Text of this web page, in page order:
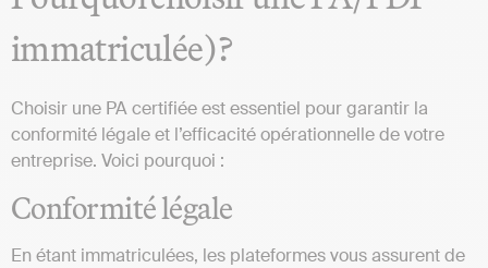
immatriculée)?
Choisir une PA certifiée est essentiel pour garantir la
conformité légale et l’efficacité opérationnelle de votre
entreprise. Voici pourquoi :
Conformité légale
En étant immatriculées, les plateformesvous assurent de